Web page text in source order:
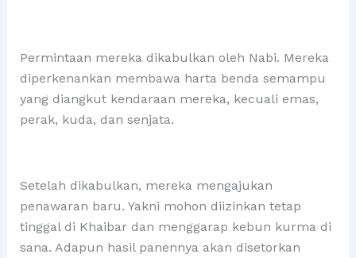
Permintaan mereka dikabulkan oleh Nabi. Mereka
diperkenankan membawa harta benda semampu
yang diangkut kendaraan mereka, kecuali emas,
perak, kuda, dan senjata.
Setelah dikabulkan, mereka mengajukan
penawaran baru. Yakni mohon diizinkan tetap
tinggal di Khaibar dan menggarap kebun kurma di
sana. Adapun hasil panennya akan disetorkan